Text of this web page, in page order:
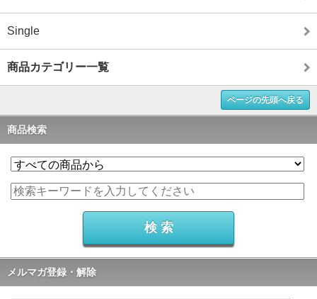
Single
商品カテゴリー一覧
ページの先頭へ戻る
商品検索
メルマガ登録・解除